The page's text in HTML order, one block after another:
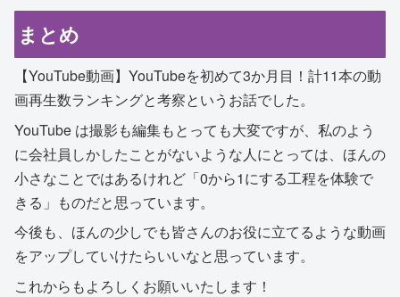
まとめ
【YouTube動画】YouTubeを初めて3か月目！計11本の動
画再生数ランキングと考察というお話でした。
YouTube は撮影も編集もとっても大変ですが、私のよう
に会社員しかしたことがないような人にとっては、ほんの
小さなことではあるけれど「0から1にする工程を体験で
きる」ものだと思っています。
今後も、ほんの少しでも皆さんのお役に立てるような動画
をアップしていけたらいいなと思っています。
これからもよろしくお願いいたします！